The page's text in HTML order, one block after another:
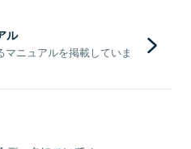
ル
ニュアルを掲載していま